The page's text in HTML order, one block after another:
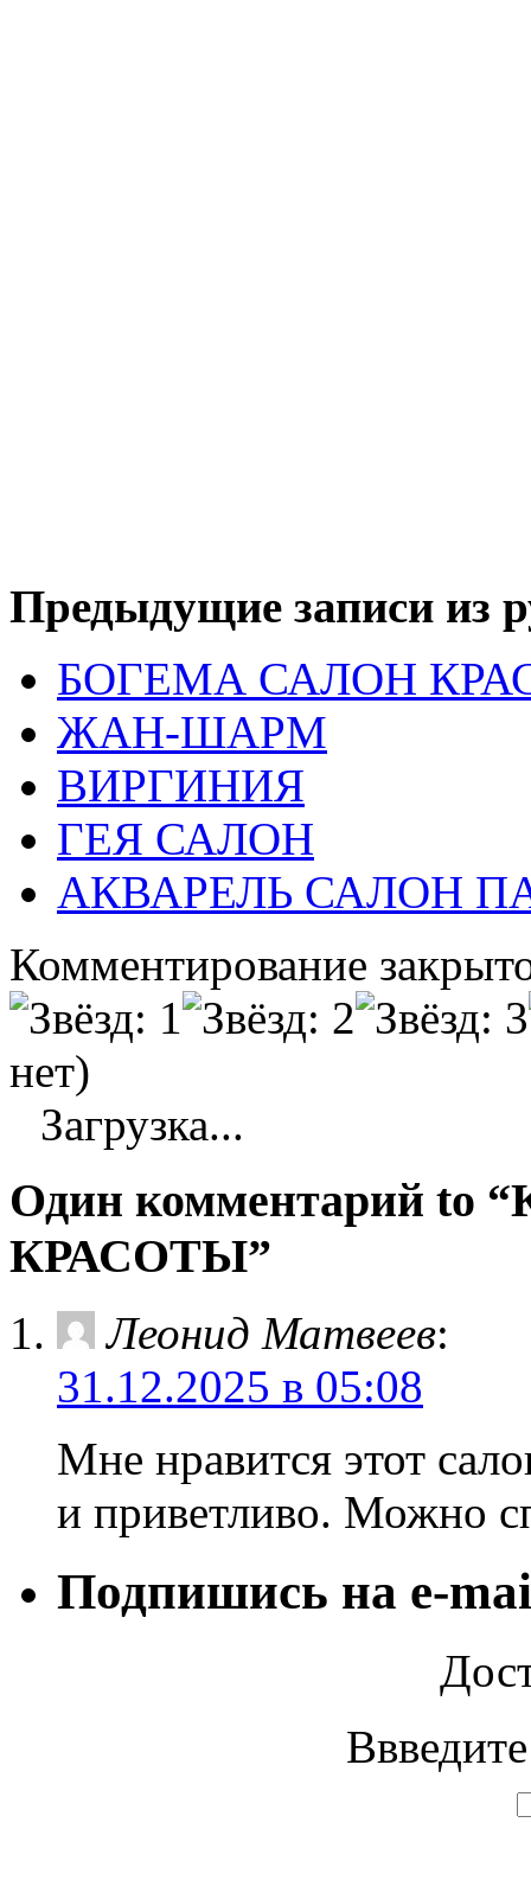
Предыдущие записи из
БОГЕМА САЛОН
ЖАН-ШАРМ
ВИРГИНИЯ
ГЕЯ САЛОН
АКВАРЕЛЬ САЛОН
Комментирование
нет)
Загрузка...
Один комментарий
КРАСОТЫ”
Леонид Матвеев:
31.12.2025 в 05:08
Мне нравится этот
и приветливо. Можно
Подпишись на e-